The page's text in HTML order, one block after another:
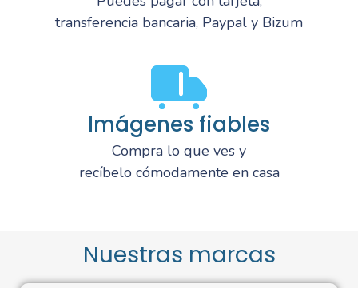
transferencia bancaria, Paypal y Bizum
Imágenes fiables
Compra lo que ves y
recíbelo cómodamente en casa
Nuestras marcas